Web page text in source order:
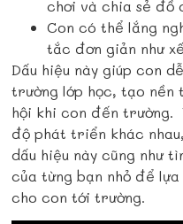
chơi và chia sẻ đồ
Con có thể lắng
tắc đơn giản như
Dấu hiệu này giúp con
trường lớp học, tạo nền
hội khi con đến trường.
độ phát triển khác
dấu hiệu này cũng như
của từng bạn nhỏ để
cho con tới trường.